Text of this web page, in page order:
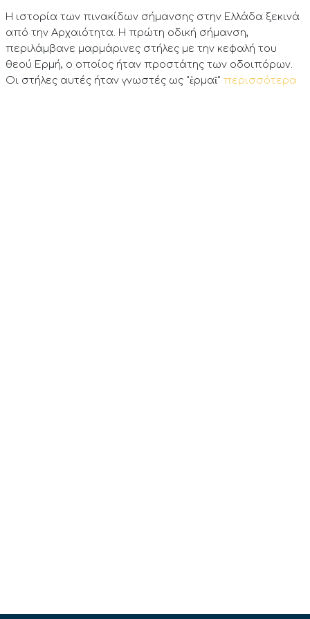
Η ιστορία των πινακίδων σήμανσης στην Ελλάδα ξεκινά
από την Αρχαιότητα. Η πρώτη οδική σήμανση,
περιλάμβανε μαρμάρινες στήλες με την κεφαλή του
θεού Ερμή, ο οποίος ήταν προστάτης των οδοιπόρων.
Οι στήλες αυτές ήταν γνωστές ως "ἑρμαῖ" περισσότερα